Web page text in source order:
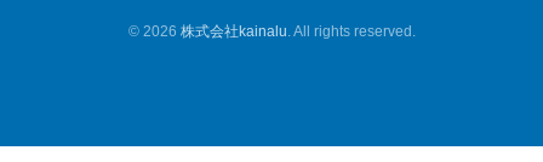
© 2026 株式会社kainalu. All rights reserved.